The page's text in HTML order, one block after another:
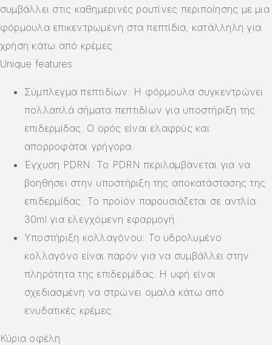
συμβάλλει στις καθημερινές ρουτίνες περιποίησης με μια
φόρμουλα επικεντρωμένη στα πεπτίδια, κατάλληλη για
χρήση κάτω από κρέμες.
Unique features
Σύμπλεγμα πεπτιδίων: Η φόρμουλα συγκεντρώνει
πολλαπλά σήματα πεπτιδίων για υποστήριξη της
επιδερμίδας. Ο ορός είναι ελαφρύς και
απορροφάται γρήγορα.
Έγχυση PDRN: Το PDRN περιλαμβάνεται για να
βοηθήσει στην υποστήριξη της αποκατάστασης της
επιδερμίδας. Το προϊόν παρουσιάζεται σε αντλία
30ml για ελεγχόμενη εφαρμογή.
Υποστήριξη κολλαγόνου: Το υδρολυμένο
κολλαγόνο είναι παρόν για να συμβάλλει στην
πληρότητα της επιδερμίδας. Η υφή είναι
σχεδιασμένη να στρώνει ομαλά κάτω από
ενυδατικές κρέμες.
Κύρια οφέλη